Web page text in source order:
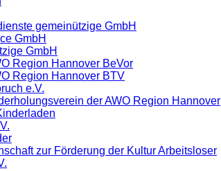
gemeinützige GmbH
GmbH
GmbH
Region Hannover BeVor
Region Hannover BTV
e.V.
der AWO Region Hannover
zur Förderung der Kultur Arbeitsloser